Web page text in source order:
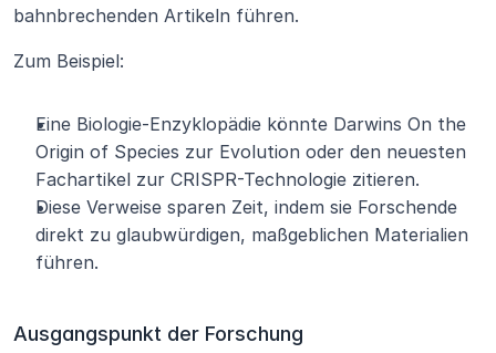
bahnbrechenden Artikeln führen.
Zum Beispiel:
Eine Biologie-Enzyklopädie könnte Darwins On the
Origin of Species zur Evolution oder den neuesten
Fachartikel zur CRISPR-Technologie zitieren.
Diese Verweise sparen Zeit, indem sie Forschende
direkt zu glaubwürdigen, maßgeblichen Materialien
führen.
Ausgangspunkt der Forschung